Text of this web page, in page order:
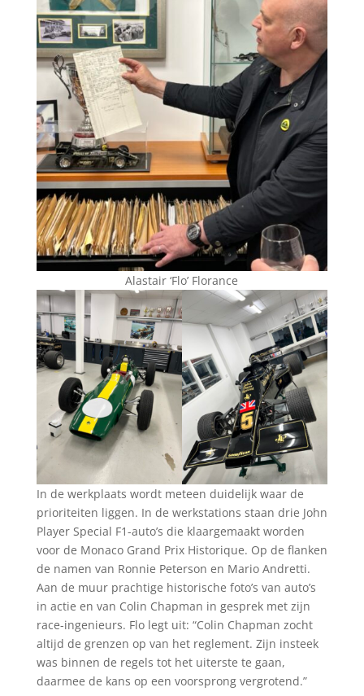
Alastair ‘Flo’ Florance
In de werkplaats wordt meteen duidelijk waar de
prioriteiten liggen. In de werkstations staan drie John
Player Special F1-auto’s die klaargemaakt worden
voor de Monaco Grand Prix Historique. Op de flanken
de namen van Ronnie Peterson en Mario Andretti.
Aan de muur prachtige historische foto’s van auto’s
in actie en van Colin Chapman in gesprek met zijn
race-ingenieurs. Flo legt uit: “Colin Chapman zocht
altijd de grenzen op van het reglement. Zijn insteek
was binnen de regels tot het uiterste te gaan,
daarmee de kans op een voorsprong vergrotend.”